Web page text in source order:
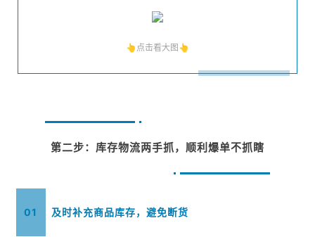
👆点击看大图👆
第二步：库存物流两手抓，顺利爆单不抓瞎
01 及时补充商品库存，避免断货